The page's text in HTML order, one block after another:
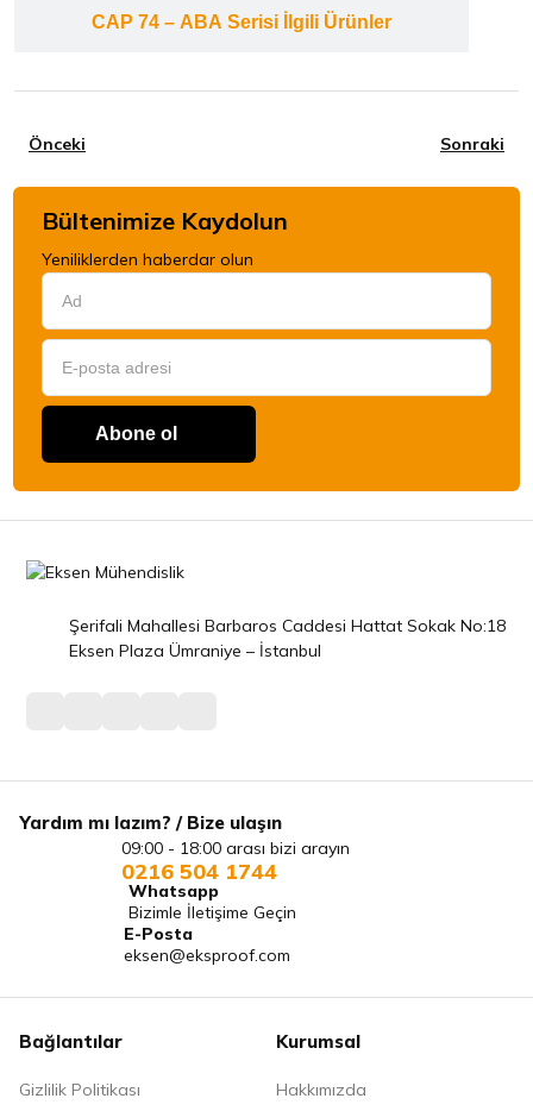
CAP 74 – ABA Serisi İlgili Ürünler
Önceki Sonraki
Bültenimize Kaydolun
Yeniliklerden haberdar olun
Abone ol
Şerifali Mahallesi Barbaros Caddesi Hattat Sokak No:18
Eksen Plaza Ümraniye – İstanbul
Yardım mı lazım? / Bize ulaşın
09:00 - 18:00 arası bizi arayın
0216 504 1744
Whatsapp
Bizimle İletişime Geçin
E-Posta
eksen@eksproof.com
Bağlantılar
Gizlilik Politikası
Kurumsal
Hakkımızda